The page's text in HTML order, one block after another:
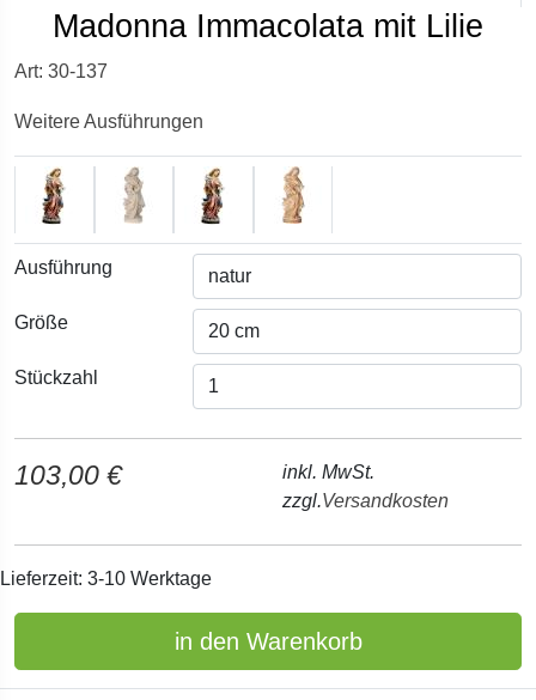
Madonna Immacolata mit Lilie
Art: 30-137
Weitere Ausführungen
Ausführung
Größe
Stückzahl
103,00 €
inkl. MwSt.
zzgl.Versandkosten
Lieferzeit: 3-10 Werktage
in den Warenkorb